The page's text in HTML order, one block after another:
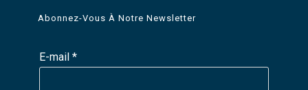
Abonnez-Vous À Notre Newsletter
E-mail*